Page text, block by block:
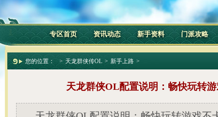
专区首页 资讯动态 新手资料 门派攻略
您的位置： > 天龙群侠传OL > 新手上路 >
天龙群侠OL配置说明：畅快玩转